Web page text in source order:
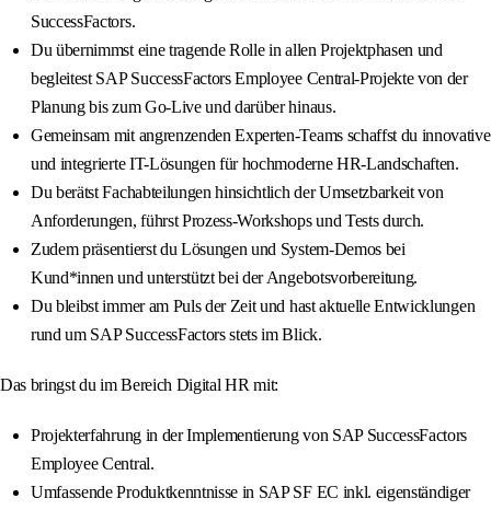
SuccessFactors.
Du übernimmst eine tragende Rolle in allen Projektphasen und
begleitest SAP SuccessFactors Employee Central-Projekte von der
Planung bis zum Go-Live und darüber hinaus.
Gemeinsam mit angrenzenden Experten-Teams schaffst du innovative
und integrierte IT-Lösungen für hochmoderne HR-Landschaften.
Du berätst Fachabteilungen hinsichtlich der Umsetzbarkeit von
Anforderungen, führst Prozess-Workshops und Tests durch.
Zudem präsentierst du Lösungen und System-Demos bei
Kund*innen und unterstützt bei der Angebotsvorbereitung.
Du bleibst immer am Puls der Zeit und hast aktuelle Entwicklungen
rund um SAP SuccessFactors stets im Blick.
Das bringst du im Bereich Digital HR mit:
Projekterfahrung in der Implementierung von SAP SuccessFactors
Employee Central.
Umfassende Produktkenntnisse in SAP SF EC inkl. eigenständiger